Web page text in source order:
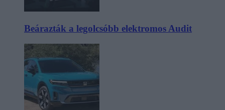
Beárazták a legolcsóbb elektromos Audit